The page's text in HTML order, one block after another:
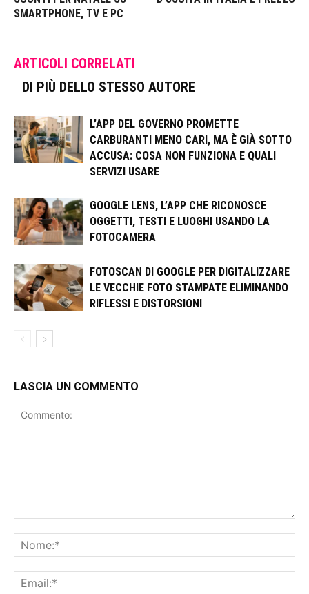
SMARTPHONE, TV E PC
ARTICOLI CORRELATI
DI PIÙ DELLO STESSO AUTORE
L’APP DEL GOVERNO PROMETTE
CARBURANTI MENO CARI, MA È GIÀ SOTTO
ACCUSA: COSA NON FUNZIONA E QUALI
SERVIZI USARE
GOOGLE LENS, L’APP CHE RICONOSCE
OGGETTI, TESTI E LUOGHI USANDO LA
FOTOCAMERA
FOTOSCAN DI GOOGLE PER DIGITALIZZARE
LE VECCHIE FOTO STAMPATE ELIMINANDO
RIFLESSI E DISTORSIONI
LASCIA UN COMMENTO